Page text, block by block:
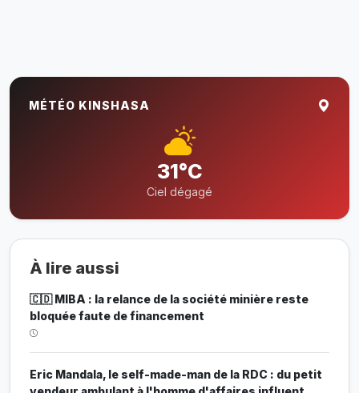
MÉTÉO KINSHASA
31°C
Ciel dégagé
À lire aussi
🇨🇩 MIBA : la relance de la société minière reste
bloquée faute de financement
Eric Mandala, le self-made-man de la RDC : du petit